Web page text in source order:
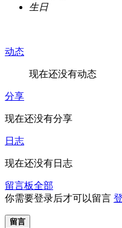
生日
动态
现在还没有动态
分享
现在还没有分享
日志
现在还没有日志
留言板全部
你需要登录后才可以留言
留言